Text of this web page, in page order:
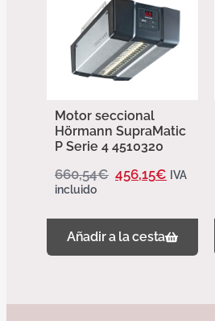
Motor seccional
Hörmann SupraMatic
P Serie 4 4510320
660,54€ 456,15€ IVA
incluido
Añadir a la cesta